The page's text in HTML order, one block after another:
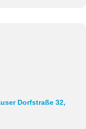
Dorfstraße 32,